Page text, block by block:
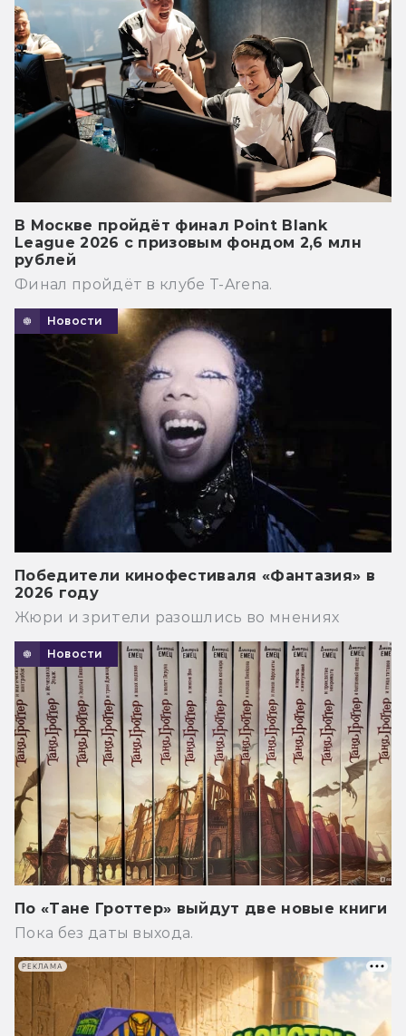
В Москве пройдёт финал Point Blank
League 2026 с призовым фондом 2,6 млн
рублей
Финал пройдёт в клубе T-Arena.
Новости
Победители кинофестиваля «Фантазия» в
2026 году
Жюри и зрители разошлись во мнениях
Новости
По «Тане Гроттер» выйдут две новые книги
Пока без даты выхода.
РЕКЛАМА